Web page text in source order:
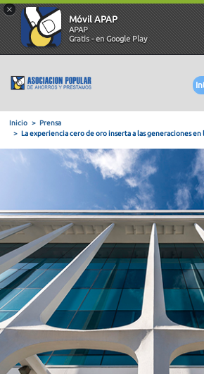
×
Móvil APAP
APAP
Gratis - en Google Play
Prensa
La experiencia cero de oro inserta a